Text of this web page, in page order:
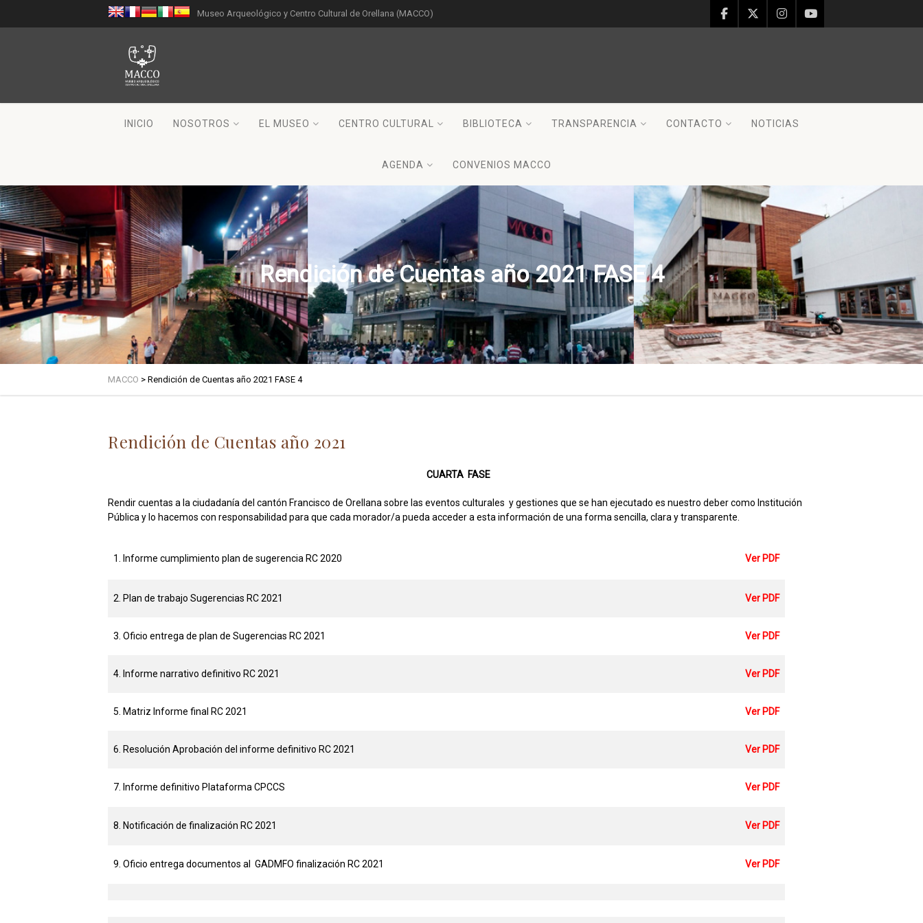
Museo Arqueológico y Centro Cultural de Orellana (MACCO)
INICIO NOSOTROS EL MUSEO CENTRO CULTURAL BIBLIOTECA TRANSPARENCIA CONTACTO NOTICIAS
AGENDA CONVENIOS MACCO
Rendición de Cuentas año 2021 FASE 4
MACCO > Rendición de Cuentas año 2021 FASE 4
Rendición de Cuentas año 2021
CUARTA FASE
Rendir cuentas a la ciudadanía del cantón Francisco de Orellana sobre las eventos culturales y gestiones que se han ejecutado es nuestro deber como Institución
Pública y lo hacemos con responsabilidad para que cada morador/a pueda acceder a esta información de una forma sencilla, clara y transparente.
1. Informe cumplimiento plan de sugerencia RC 2020 Ver PDF
2. Plan de trabajo Sugerencias RC 2021 Ver PDF
3. Oficio entrega de plan de Sugerencias RC 2021 Ver PDF
4. Informe narrativo definitivo RC 2021 Ver PDF
5. Matriz Informe final RC 2021 Ver PDF
6. Resolución Aprobación del informe definitivo RC 2021 Ver PDF
7. Informe definitivo Plataforma CPCCS Ver PDF
8. Notificación de finalización RC 2021 Ver PDF
9. Oficio entrega documentos al GADMFO finalización RC 2021 Ver PDF